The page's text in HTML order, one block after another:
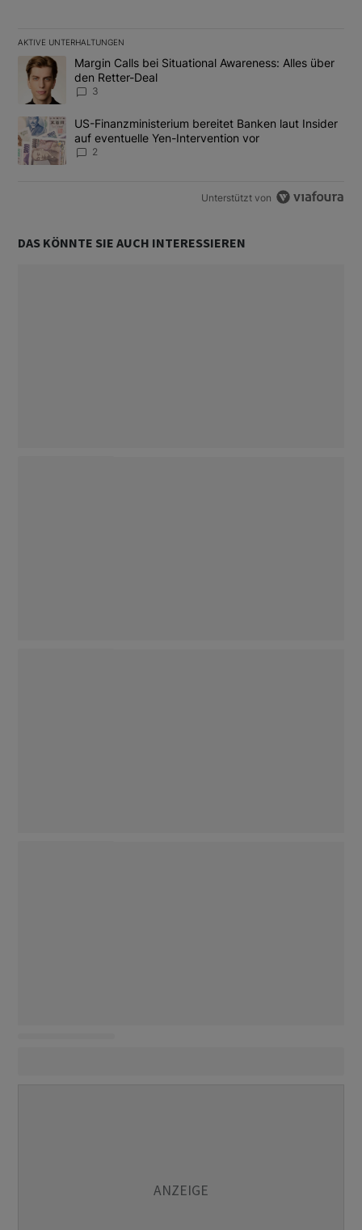
AKTIVE UNTERHALTUNGEN
Das Folgende ist eine Liste der am meisten kommentierten
Ein Trendartikel mit dem Titel "Margin Calls bei Situational
Margin Calls bei Situational Awareness: Alles über
den Retter-Deal
3
Ein Trendartikel mit dem Titel "US-Finanzministerium bereitet
US-Finanzministerium bereitet Banken laut Insider
auf eventuelle Yen-Intervention vor
2
Unterstützt von
DAS KÖNNTE SIE AUCH INTERESSIEREN